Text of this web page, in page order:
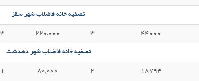
تصفیه خانه فاضلاب شهر سقز
44,000
3
220,000
3
تصفیه خانه فاضلاب شهر دهدشت
18,794
2
80,000
1